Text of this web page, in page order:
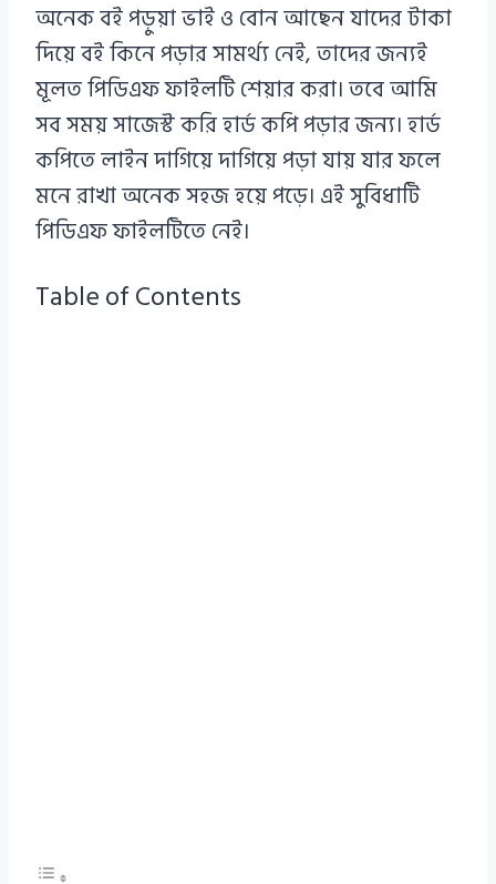
অনেক বই পড়ুয়া ভাই ও বোন আছেন যাদের টাকা
দিয়ে বই কিনে পড়ার সামর্থ্য নেই, তাদের জন্যই
মূলত পিডিএফ ফাইলটি শেয়ার করা। তবে আমি
সব সময় সাজেস্ট করি হার্ড কপি পড়ার জন্য। হার্ড
কপিতে লাইন দাগিয়ে দাগিয়ে পড়া যায় যার ফলে
মনে রাখা অনেক সহজ হয়ে পড়ে। এই সুবিধাটি
পিডিএফ ফাইলটিতে নেই।
Table of Contents